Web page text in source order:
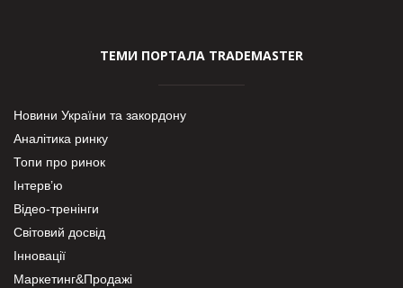
ТЕМИ ПОРТАЛА TRADEMASTER
Новини України та закордону
Аналітика ринку
Топи про ринок
Інтерв’ю
Відео-тренінги
Світовий досвід
Інновації
Маркетинг&Продажі